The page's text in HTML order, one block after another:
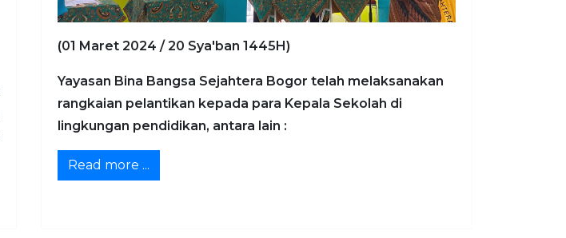
(01 Maret 2024 / 20 Sya'ban 1445H)
Yayasan Bina Bangsa Sejahtera Bogor telah melaksanakan
rangkaian pelantikan kepada para Kepala Sekolah di
lingkungan pendidikan, antara lain :
Read more ...